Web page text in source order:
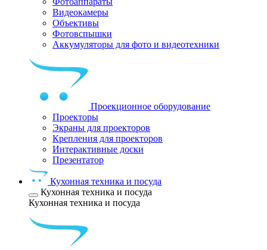
Видеокамеры
Объективы
Фотовспышки
Аккумуляторы для фото и видеотехники
Проекционное оборудование
Проекторы
Экраны для проекторов
Крепления для проекторов
Интерактивные доски
Презентатор
Кухонная техника и посуда
Кухонная техника и посуда
Кухонная техника и посуда